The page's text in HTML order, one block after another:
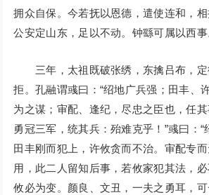
拥众自保。今若抚以恩德，遣使连和，
公安定山东，足以不动。钟繇可属以西
三年，太祖既破张绣，东擒吕布，定
拒。孔融谓彧曰：“绍地广兵强；田丰、
为之谋；审配、逢纪，尽忠之臣也，任其
勇冠三军，统其兵：殆难克乎！”彧曰：“
田丰刚而犯上，许攸贪而不治。审配专
用，此二人留知后事，若攸家犯其法，必
攸必为变。颜良、文丑，一夫之勇耳，可